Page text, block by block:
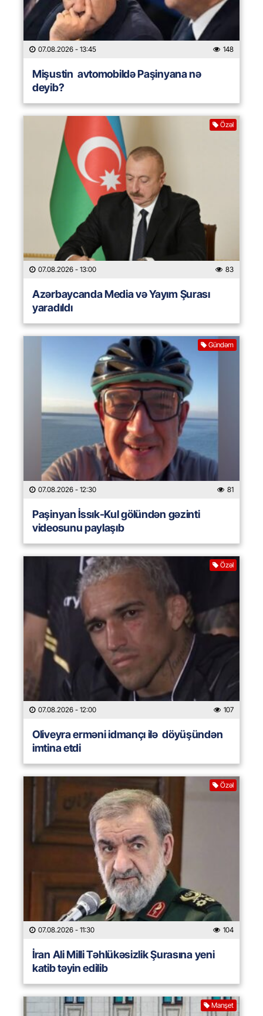
07.08.2026 - 13:45 148
Mişustin avtomobildə Paşinyana nə
deyib?
Özəl
07.08.2026 - 13:00 83
Azərbaycanda Media və Yayım Şurası
yaradıldı
Gündəm
07.08.2026 - 12:30 81
Paşinyan İssık-Kul gölündən gəzinti
videosunu paylaşıb
Özəl
07.08.2026 - 12:00 107
Oliveyra erməni idmançı ilə döyüşündən
imtina etdi
Özəl
07.08.2026 - 11:30 104
İran Ali Milli Təhlükəsizlik Şurasına yeni
katib təyin edilib
Manşet